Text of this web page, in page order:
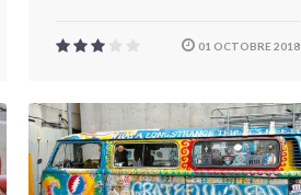
01 OCTOBRE 2018